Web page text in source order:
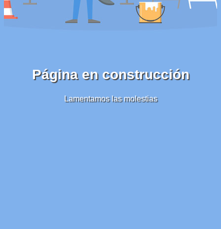
Página en construcción
Lamentamos las molestias